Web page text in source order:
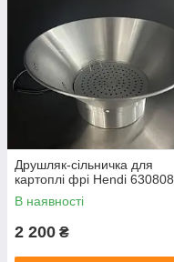
Друшляк-сільничка для
картоплі фрі Hendi 630808
В наявності
2 200 ₴